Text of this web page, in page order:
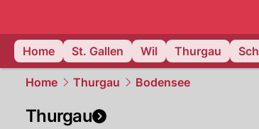
Home
St. Gallen Wil Thurgau
Home Thurgau Bodensee
Thurgau